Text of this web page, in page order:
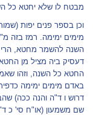
מבטח לו שלא יחטא כל
וכן בספר פנים יפות
מימים ימימה. רמז בזה
השנה להשמר מחטא, הרי
דעסיק ביה מציל מן
החטא כל השנה, וזהו
באדם מימים ימימה
דרוש ו ד"ה והנה ככה)
שם משמעון (או"ח סי' כ